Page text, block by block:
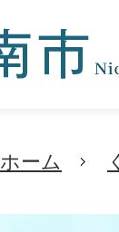
ホーム